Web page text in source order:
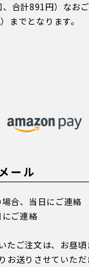
合計891円）なお
までとなります。
ール
合、当日にご連絡
ご連絡
たご注文は、お昼
お送りさせていた